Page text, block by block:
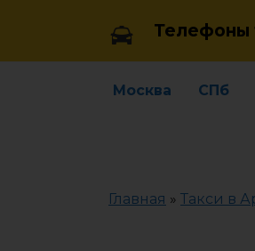
Телефоны
Москва СПб
Главная » Такси в